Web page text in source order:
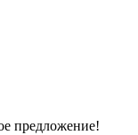
предложение!